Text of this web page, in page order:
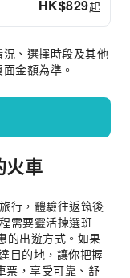
HK$829起
、選擇時段及其他
金額為準。
火車
行，體驗往返筑後
需要靈活揀選班
的出遊方式。如果
目的地，讓你把握
票，享受可靠、舒